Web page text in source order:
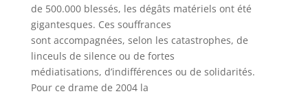
de 500.000 blessés, les dégâts matériels ont été
gigantesques. Ces souffrances
sont accompagnées, selon les catastrophes, de
linceuls de silence ou de fortes
médiatisations, d’indifférences ou de solidarités.
Pour ce drame de 2004 la